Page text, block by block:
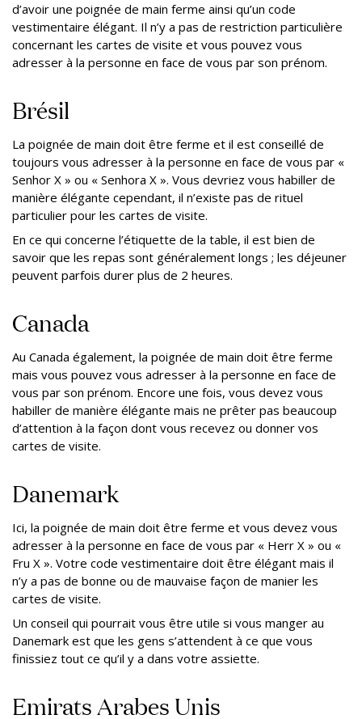
d’avoir une poignée de main ferme ainsi qu’un code
vestimentaire élégant. Il n’y a pas de restriction particulière
concernant les cartes de visite et vous pouvez vous
adresser à la personne en face de vous par son prénom.
Brésil
La poignée de main doit être ferme et il est conseillé de
toujours vous adresser à la personne en face de vous par «
Senhor X » ou « Senhora X ». Vous devriez vous habiller de
manière élégante cependant, il n’existe pas de rituel
particulier pour les cartes de visite.
En ce qui concerne l’étiquette de la table, il est bien de
savoir que les repas sont généralement longs ; les déjeuner
peuvent parfois durer plus de 2 heures.
Canada
Au Canada également, la poignée de main doit être ferme
mais vous pouvez vous adresser à la personne en face de
vous par son prénom. Encore une fois, vous devez vous
habiller de manière élégante mais ne prêter pas beaucoup
d’attention à la façon dont vous recevez ou donner vos
cartes de visite.
Danemark
Ici, la poignée de main doit être ferme et vous devez vous
adresser à la personne en face de vous par « Herr X » ou «
Fru X ». Votre code vestimentaire doit être élégant mais il
n’y a pas de bonne ou de mauvaise façon de manier les
cartes de visite.
Un conseil qui pourrait vous être utile si vous manger au
Danemark est que les gens s’attendent à ce que vous
finissiez tout ce qu’il y a dans votre assiette.
Emirats Arabes Unis